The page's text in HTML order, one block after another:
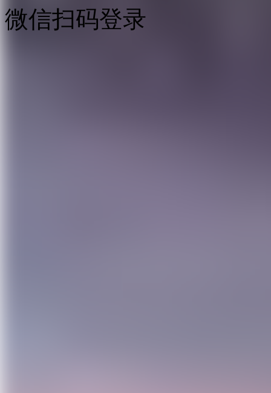
微信扫码登录